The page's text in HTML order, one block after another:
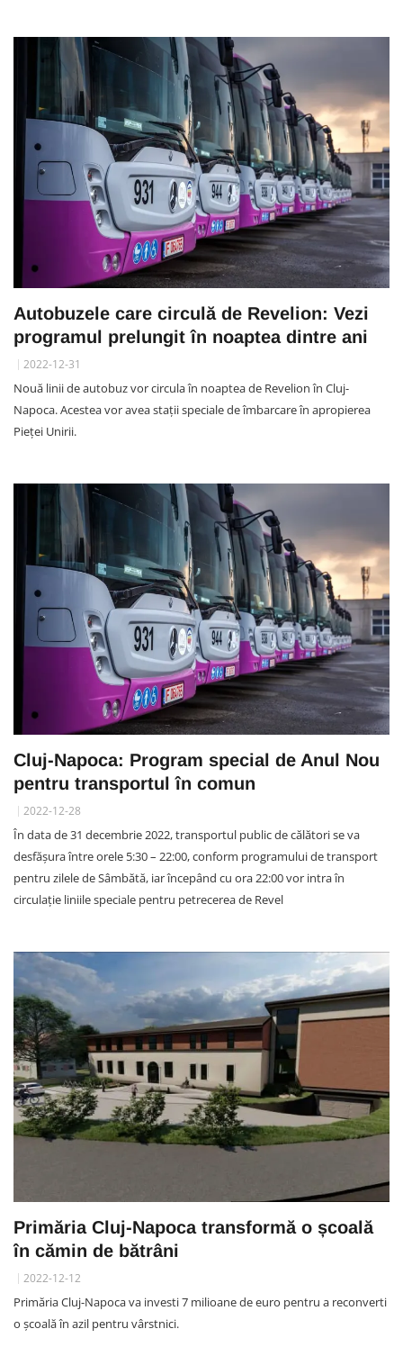
Autobuzele care circulă de Revelion: Vezi
programul prelungit în noaptea dintre ani
2022-12-31
Nouă linii de autobuz vor circula în noaptea de Revelion în Cluj-
Napoca. Acestea vor avea stații speciale de îmbarcare în apropierea
Pieței Unirii.
Cluj-Napoca: Program special de Anul Nou
pentru transportul în comun
2022-12-28
În data de 31 decembrie 2022, transportul public de călători se va
desfăşura între orele 5:30 – 22:00, conform programului de transport
pentru zilele de Sâmbătă, iar începând cu ora 22:00 vor intra în
circulație liniile speciale pentru petrecerea de Revel
Primăria Cluj-Napoca transformă o școală
în cămin de bătrâni
2022-12-12
Primăria Cluj-Napoca va investi 7 milioane de euro pentru a reconverti
o școală în azil pentru vârstnici.